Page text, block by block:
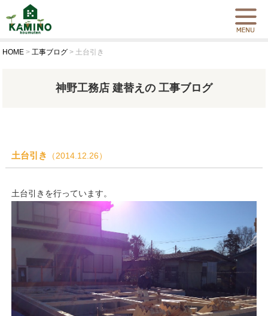
HOME >工事ブログ > 土台引き
神野工務店 建替えの 工事ブログ
土台引き （2014.12.26）
土台引きを行っています。